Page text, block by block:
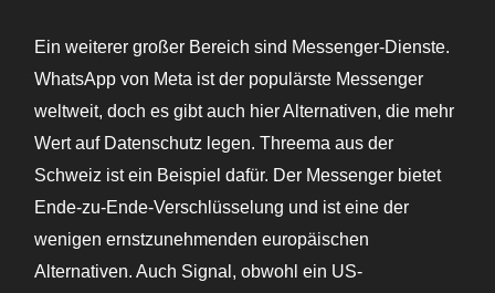
Ein weiterer großer Bereich sind Messenger-Dienste.
WhatsApp von Meta ist der populärste Messenger
weltweit, doch es gibt auch hier Alternativen, die mehr
Wert auf Datenschutz legen. Threema aus der
Schweiz ist ein Beispiel dafür. Der Messenger bietet
Ende-zu-Ende-Verschlüsselung und ist eine der
wenigen ernstzunehmenden europäischen
Alternativen. Auch Signal, obwohl ein US-